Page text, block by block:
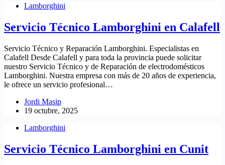
Lamborghini
Servicio Técnico Lamborghini en Calafell
Servicio Técnico y Reparación Lamborghini. Especialistas en
Calafell Desde Calafell y para toda la provincia puede solicitar
nuestro Servicio Técnico y de Reparación de electrodomésticos
Lamborghini. Nuestra empresa con más de 20 años de experiencia,
le ofrece un servicio profesional…
Jordi Masip
19 octubre, 2025
Lamborghini
Servicio Técnico Lamborghini en Cunit